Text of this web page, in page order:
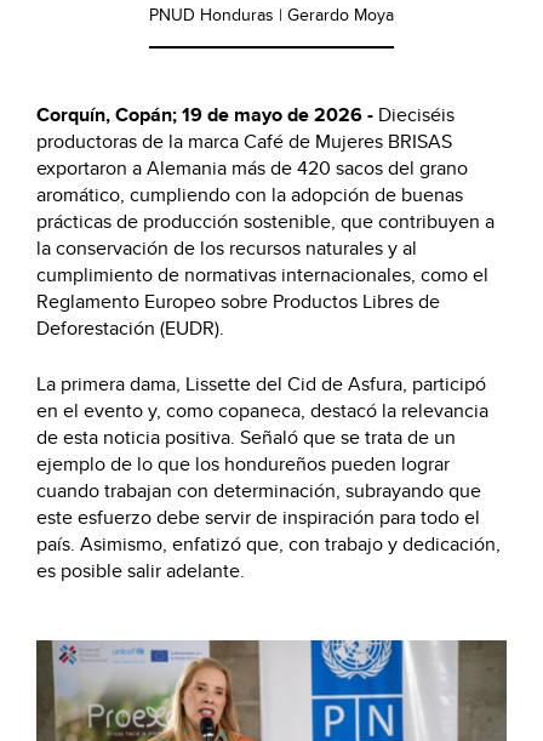
PNUD Honduras | Gerardo Moya
Corquín, Copán; 19 de mayo de 2026 - Dieciséis
productoras de la marca Café de Mujeres BRISAS
exportaron a Alemania más de 420 sacos del grano
aromático, cumpliendo con la adopción de buenas
prácticas de producción sostenible, que contribuyen a
la conservación de los recursos naturales y al
cumplimiento de normativas internacionales, como el
Reglamento Europeo sobre Productos Libres de
Deforestación (EUDR).
La primera dama, Lissette del Cid de Asfura, participó
en el evento y, como copaneca, destacó la relevancia
de esta noticia positiva. Señaló que se trata de un
ejemplo de lo que los hondureños pueden lograr
cuando trabajan con determinación, subrayando que
este esfuerzo debe servir de inspiración para todo el
país. Asimismo, enfatizó que, con trabajo y dedicación,
es posible salir adelante.